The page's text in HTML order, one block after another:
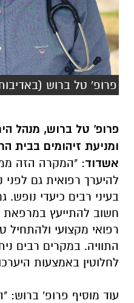
פרופ' טל ברוש
פרופ' טל ברוש, מנהל
ומניעת זיהומים בבית
אשדוד: "המקרה הזה
להיערך רפואית גם
בעיני רבים כיעדי נופש.
חשוב להתייעץ במרפאת
רפואי מקצועי ולהתחיל
התוויה. במקרים רבים
לחלוטין באמצעות
עוד מוסיף פרופ' ברוש: